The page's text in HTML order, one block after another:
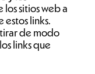
sitios web a
links.
de modo
links que